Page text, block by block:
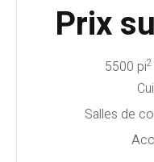
Prix
5500 pi2
Salles de